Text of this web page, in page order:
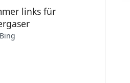
links für